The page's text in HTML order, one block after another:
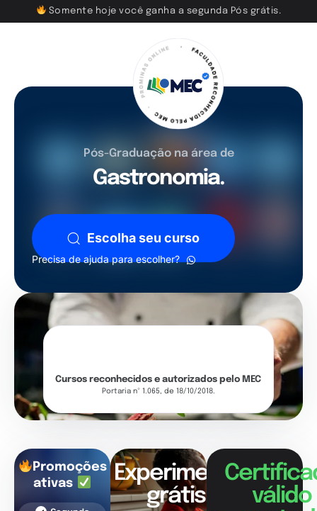
Somente hoje você ganha a segunda Pós grátis.
Pós-Graduação na área de
Gastronomia.
Escolha seu curso
Precisa de ajuda para escolher?
Cursos reconhecidos e autorizados pelo MEC
Portaria nº 1.065, de 18/10/2018.
Promoções
ativas
Experimente
grátis!
válido